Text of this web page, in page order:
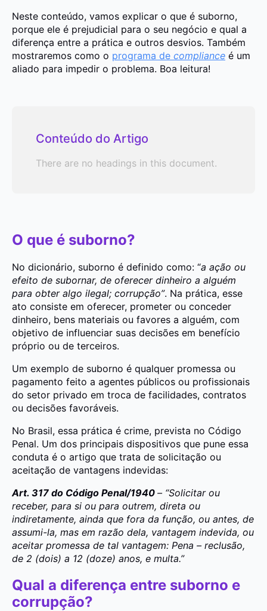
Neste conteúdo, vamos explicar o que é suborno,
porque ele é prejudicial para o seu negócio e qual a
diferença entre a prática e outros desvios. Também
mostraremos como o programa de compliance é um
aliado para impedir o problema. Boa leitura!
Conteúdo do Artigo
There are no headings in this document.
O que é suborno?
No dicionário, suborno é definido como: “a ação ou
efeito de subornar, de oferecer dinheiro a alguém
para obter algo ilegal; corrupção”. Na prática, esse
ato consiste em oferecer, prometer ou conceder
dinheiro, bens materiais ou favores a alguém, com
objetivo de influenciar suas decisões em benefício
próprio ou de terceiros.
Um exemplo de suborno é qualquer promessa ou
pagamento feito a agentes públicos ou profissionais
do setor privado em troca de facilidades, contratos
ou decisões favoráveis.
No Brasil, essa prática é crime, prevista no Código
Penal. Um dos principais dispositivos que pune essa
conduta é o artigo que trata de solicitação ou
aceitação de vantagens indevidas:
Art. 317 do Código Penal/1940 – “Solicitar ou
receber, para si ou para outrem, direta ou
indiretamente, ainda que fora da função, ou antes, de
assumi-la, mas em razão dela, vantagem indevida, ou
aceitar promessa de tal vantagem: Pena – reclusão,
de 2 (dois) a 12 (doze) anos, e multa.”
Qual a diferença entre suborno e
corrupção?